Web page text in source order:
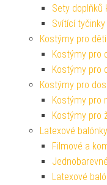
Sety doplňků
Svítící
Kostýmy pro děti
Kostýmy pro
Kostýmy pro
Kostýmy pro
Kostýmy pro
Kostýmy pro
Latexové balónky
Filmové a
Latexové